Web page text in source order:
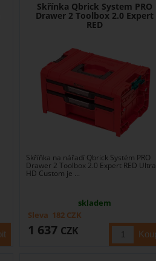
Skřínka Qbrick System PRO
Drawer 2 Toolbox 2.0 Expert
RED
Skříňka na nářadí Qbrick Systém PRO
Drawer 2 Toolbox 2.0 Expert RED Ultra
HD Custom je ...
skladem
1 637 CZK
Sleva 182 CZK